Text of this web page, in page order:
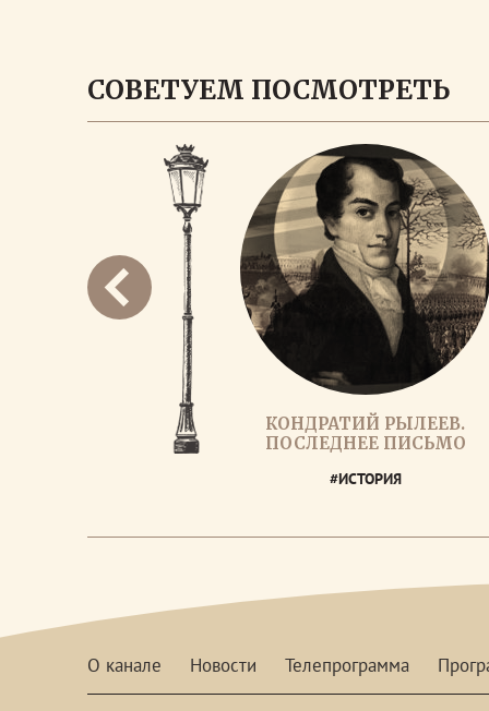
СОВЕТУЕМ ПОСМОТРЕТЬ
КОНДРАТИЙ РЫЛЕЕВ.
ПОСЛЕДНЕЕ ПИСЬМО
#ИСТОРИЯ
О канале Новости Телепрограмма